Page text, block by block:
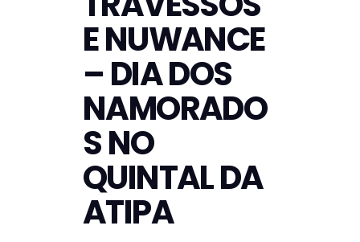
E NUWANCE
– DIA DOS
NAMORADO
S NO
QUINTAL DA
ATIPA